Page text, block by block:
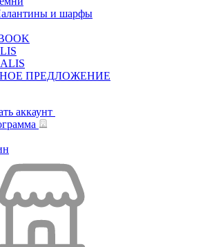
и шарфы
ПРЕДЛОЖЕНИЕ
аккаунт